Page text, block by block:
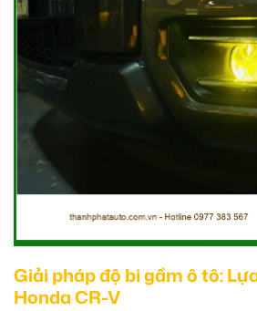
Giải pháp độ bi gầm ô tô:
Honda CR-V